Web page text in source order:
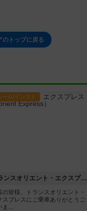
のトップに戻る
ール/インスト
トランスオリエント・エクスプレス
の皆様、トランスオリエント・
スプレスにご乗車ありがとうご
ま...